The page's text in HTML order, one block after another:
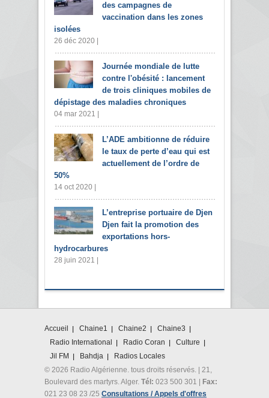
des campagnes de
vaccination dans les zones
isolées
26 déc 2020 |
Journée mondiale de lutte
contre l'obésité : lancement
de trois cliniques mobiles de
dépistage des maladies chroniques
04 mar 2021 |
L’ADE ambitionne de réduire
le taux de perte d’eau qui est
actuellement de l’ordre de
50%
14 oct 2020 |
L’entreprise portuaire de Djen
Djen fait la promotion des
exportations hors-
hydrocarbures
28 juin 2021 |
Accueil Chaine1 Chaine2
Chaine3
Radio International
Radio Coran
Culture
Jil FM
Bahdja
Radios Locales
© 2026 Radio Algérienne. tous droits réservés. | 21,
Boulevard des martyrs. Alger. Tél: 023 500 301 |
Fax:
021 23 08 23 /25 Consultations / Appels d'offres